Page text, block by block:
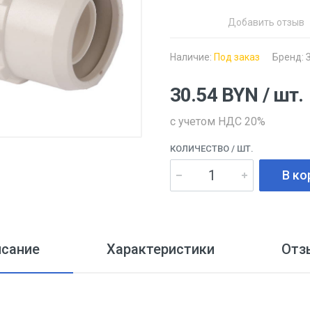
Добавить отзыв
Наличие: Под заказ Бренд:
30.54 BYN / шт.
с учетом НДС 20%
КОЛИЧЕСТВО / ШТ.
В
Характеристики